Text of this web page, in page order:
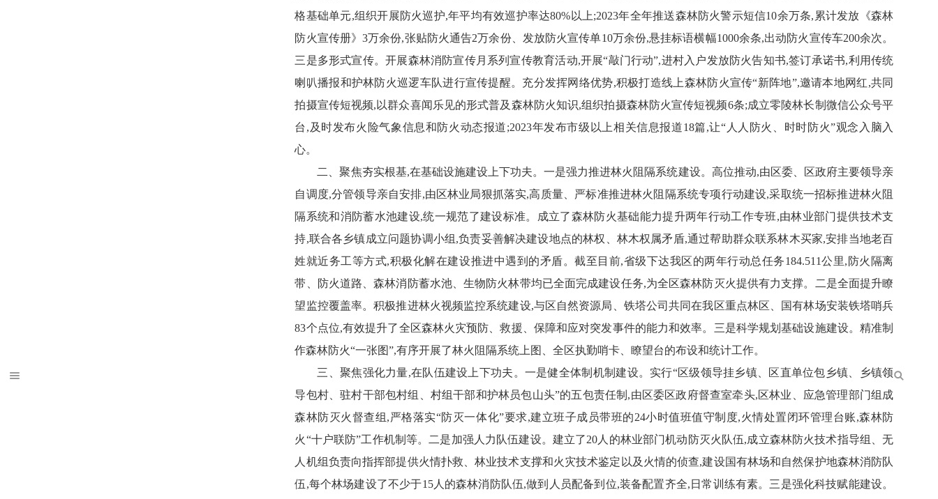
格基础单元,组织开展防火巡护,年平均有效巡护率达80%以上;2023年全年推送森林防火警示短信10余万条,累计发放《森林
防火宣传册》3万余份,张贴防火通告2万余份、发放防火宣传单10万余份,悬挂标语横幅1000余条,出动防火宣传车200余次。
三是多形式宣传。开展森林消防宣传月系列宣传教育活动,开展“敲门行动”,进村入户发放防火告知书,签订承诺书,利用传统
喇叭播报和护林防火巡逻车队进行宣传提醒。充分发挥网络优势,积极打造线上森林防火宣传“新阵地”,邀请本地网红,共同
拍摄宣传短视频,以群众喜闻乐见的形式普及森林防火知识,组织拍摄森林防火宣传短视频6条;成立零陵林长制微信公众号平
台,及时发布火险气象信息和防火动态报道;2023年发布市级以上相关信息报道18篇,让“人人防火、时时防火”观念入脑入
心。
二、聚焦夯实根基,在基础设施建设上下功夫。一是强力推进林火阻隔系统建设。高位推动,由区委、区政府主要领导亲
自调度,分管领导亲自安排,由区林业局狠抓落实,高质量、严标准推进林火阻隔系统专项行动建设,采取统一招标推进林火阻
隔系统和消防蓄水池建设,统一规范了建设标准。成立了森林防火基础能力提升两年行动工作专班,由林业部门提供技术支
持,联合各乡镇成立问题协调小组,负责妥善解决建设地点的林权、林木权属矛盾,通过帮助群众联系林木买家,安排当地老百
姓就近务工等方式,积极化解在建设推进中遇到的矛盾。截至目前,省级下达我区的两年行动总任务184.511公里,防火隔离
带、防火道路、森林消防蓄水池、生物防火林带均已全面完成建设任务,为全区森林防灭火提供有力支撑。二是全面提升瞭
望监控覆盖率。积极推进林火视频监控系统建设,与区自然资源局、铁塔公司共同在我区重点林区、国有林场安装铁塔哨兵
83个点位,有效提升了全区森林火灾预防、救援、保障和应对突发事件的能力和效率。三是科学规划基础设施建设。精准制
作森林防火“一张图”,有序开展了林火阻隔系统上图、全区执勤哨卡、瞭望台的布设和统计工作。
三、聚焦强化力量,在队伍建设上下功夫。一是健全体制机制建设。实行“区级领导挂乡镇、区直单位包乡镇、乡镇领
导包村、驻村干部包村组、村组干部和护林员包山头”的五包责任制,由区委区政府督查室牵头,区林业、应急管理部门组成
森林防灭火督查组,严格落实“防灭一体化”要求,建立班子成员带班的24小时值班值守制度,火情处置闭环管理台账,森林防
火“十户联防”工作机制等。二是加强人力队伍建设。建立了20人的林业部门机动防灭火队伍,成立森林防火技术指导组、无
人机组负责向指挥部提供火情扑救、林业技术支撑和火灾技术鉴定以及火情的侦查,建设国有林场和自然保护地森林消防队
伍,每个林场建设了不少于15人的森林消防队伍,做到人员配备到位,装备配置齐全,日常训练有素。三是强化科技赋能建设。